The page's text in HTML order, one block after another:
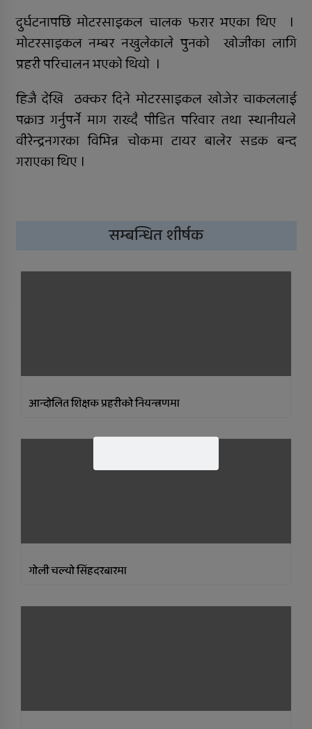
दुर्घटनापछि मोटरसाइकल चालक फरार भएका थिए ।
मोटरसाइकल नम्बर नखुलेकाले पुनकाे खोजीका लागि
प्रहरी परिचालन भएकाे थियाे ।
हिजै देखि ठक्कर दिने मोटरसाइकल खोजेर चाकललाई
पक्राउ गर्नुपर्ने माग राख्दै पीडित परिवार तथा स्थानीयले
वीरेन्द्रनगरका विभिन्न चोकमा टायर बालेर सडक बन्द
गराएका थिए ।
सम्बन्धित शीर्षक
आन्दोलित शिक्षक प्रहरीको नियन्त्रणमा
गोली चल्‍यो सिंहदरबारमा